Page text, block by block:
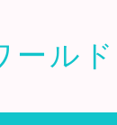
ールド